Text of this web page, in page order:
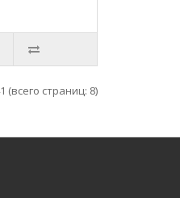
(всего страниц: 8)